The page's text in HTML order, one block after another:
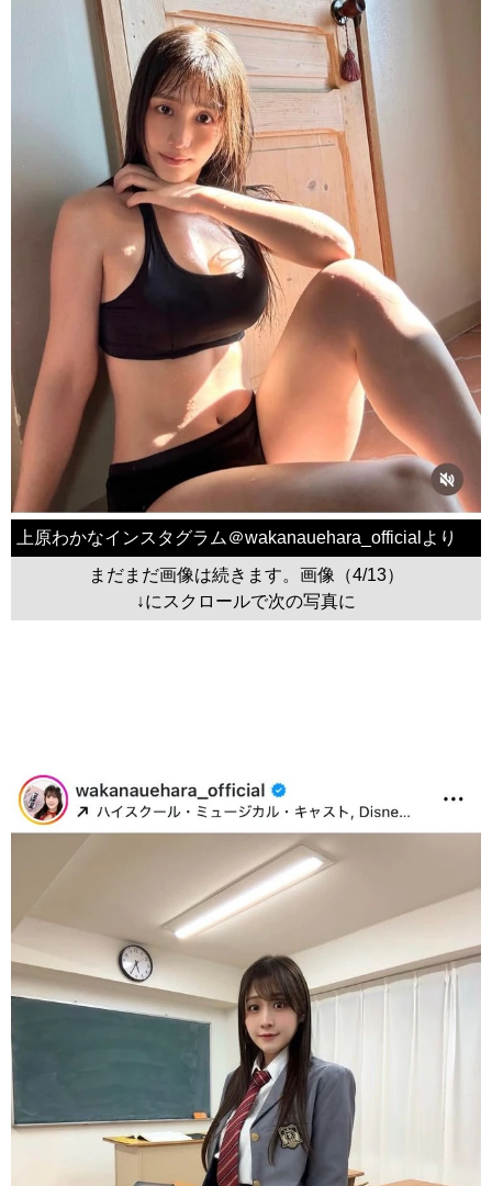
上原わかなインスタグラム＠wakanauehara_officialより
まだまだ画像は続きます。画像（4/13）
↓にスクロールで次の写真に